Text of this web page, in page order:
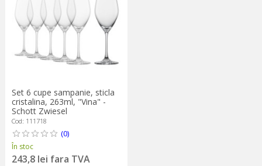
Set 6 cupe sampanie, sticla
cristalina, 263ml, "Vina" -
Schott Zwiesel
Cod: 111718
(0)
În stoc
243,8 lei fara TVA